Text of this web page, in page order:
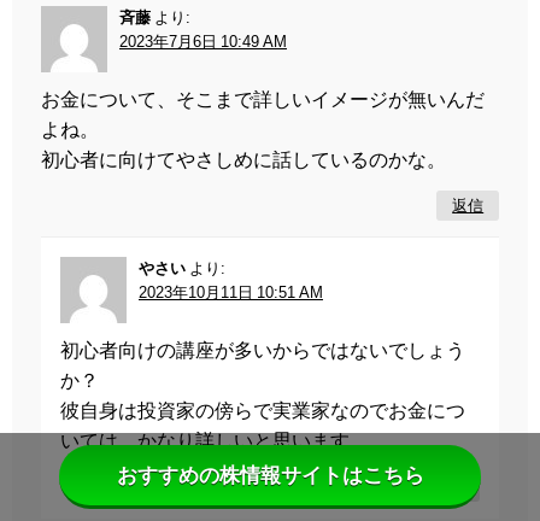
斉藤 より:
2023年7月6日 10:49 AM
お金について、そこまで詳しいイメージが無いんだ
よね。
初心者に向けてやさしめに話しているのかな。
返信
やさい より:
2023年10月11日 10:51 AM
初心者向けの講座が多いからではないでしょう
か？
彼自身は投資家の傍らで実業家なのでお金につ
いては、かなり詳しいと思います。
おすすめの株情報サイトはこちら